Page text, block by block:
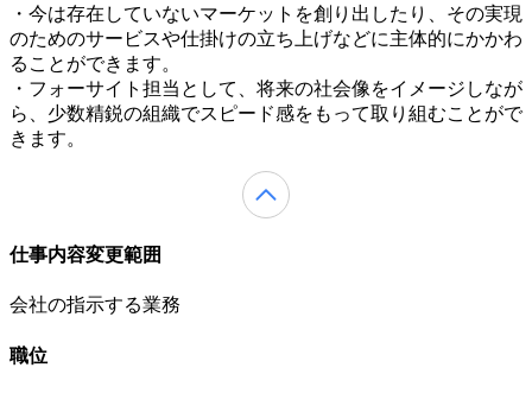
・今は存在していないマーケットを創り出したり、その実現
のためのサービスや仕掛けの立ち上げなどに主体的にかかわ
ることができます。
・フォーサイト担当として、将来の社会像をイメージしなが
ら、少数精鋭の組織でスピード感をもって取り組むことがで
きます。
仕事内容変更範囲
会社の指示する業務
職位